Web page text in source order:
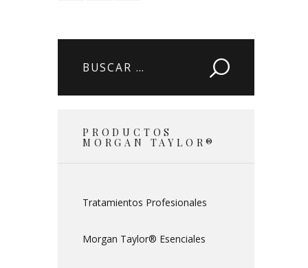
Buscar:
PRODUCTOS
MORGAN TAYLOR®
Tratamientos Profesionales
Morgan Taylor® Esenciales